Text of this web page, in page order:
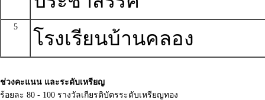
5
โรงเรียนบ้านคลอง
ช่วงคะแนน และระดับเหรียญ
ร้อยละ 80 - 100 รางวัลเกียรติบัตรระดับเหรียญทอง